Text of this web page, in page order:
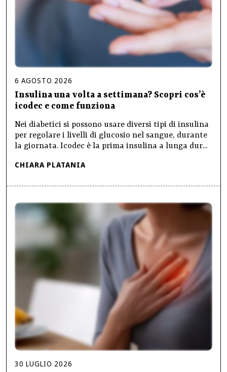
6 AGOSTO 2026
Insulina una volta a settimana? Scopri cos’è
icodec e come funziona
Nei diabetici si possono usare diversi tipi di insulina
per regolare i livelli di glucosio nel sangue, durante
la giornata. Icodec è la prima insulina a lunga dur...
CHIARA PLATANIA
30 LUGLIO 2026